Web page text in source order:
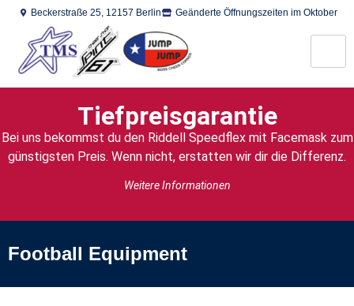
Beckerstraße 25, 12157 Berlin Geänderte Öffnungszeiten im Oktober​
Tiefpreisgarantie
Bei uns bekommst du den Riddell Speedflex mit Facemask zum
günstigsten Preis. Wenn nicht, erstatten wir dir die Differenz.
Weitere Informationen
Football Equipment